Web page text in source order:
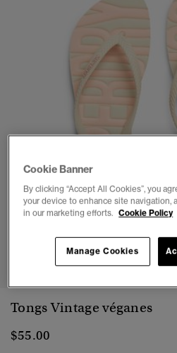
2 3 5
Tongs Vintage véganes
$55.00
Cookie Banner
By clicking “Accept All Cookies”, you
your device to enhance site navigation,
in our marketing efforts. Cookie Policy
Manage Cookies